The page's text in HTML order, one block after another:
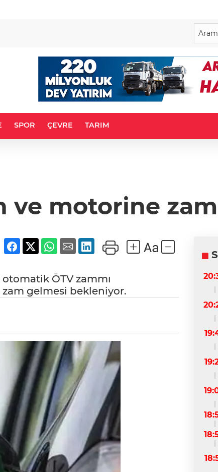
SPOR ÇEVRE TARIM
ve motorine
ÖTV zammı
zam gelmesi bekleniyor.